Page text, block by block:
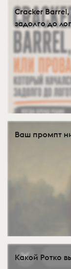
Cracker
задолго до
Ваш промпт
Какой Ротко